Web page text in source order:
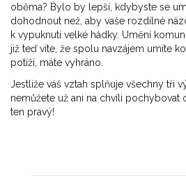
oběma? Bylo by lepší, kdybyste se
dohodnout než, aby vaše rozdílné
k vypuknutí velké hádky. Umění
již teď víte, že spolu navzájem umíte
potíží, máte vyhráno.
Jestliže váš vztah splňuje všechny tři
nemůžete už ani na chvíli pochybovat
ten pravý!